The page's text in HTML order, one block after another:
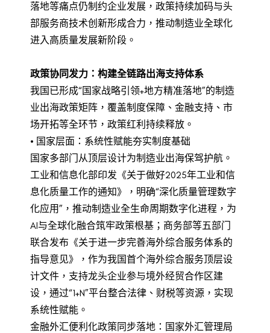
落地等痛点仍制约企业发展，政策持续加码与头
部服务商技术创新形成合力，推动制造业全球化
进入高质量发展新阶段。
政策协同发力：构建全链路出海支持体系
我国已形成“国家战略引领+地方精准落地”的制造
业出海政策矩阵，覆盖制度保障、金融支持、市
场开拓等全环节，政策红利持续释放。
• 国家层面：系统性赋能夯实制度基础
国家多部门从顶层设计为制造业出海保驾护航。
工业和信息化部印发《关于做好2025年工业和信
息化质量工作的通知》，明确“深化质量管理数字
化应用”，推动制造业全生命周期数字化进程，为
AI与全球化融合筑牢政策根基；商务部等五部门
联合发布《关于进一步完善海外综合服务体系的
指导意见》，作为我国首个海外综合服务顶层设
计文件，支持龙头企业参与境外经贸合作区建
设，通过“1+N”平台整合法律、财税等资源，实现
系统性赋能。
金融外汇便利化政策同步落地：国家外汇管理局